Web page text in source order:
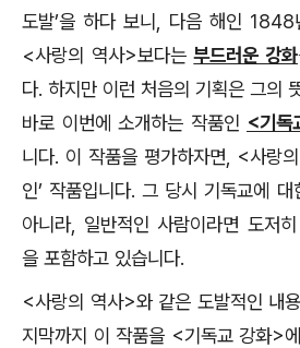
도발’을 하다 보니, 다음 해인
<사랑의 역사>보다는 부드러운 강화
다. 하지만 이런 처음의 기획은 그의
바로 이번에 소개하는 작품인 <기독
니다. 이 작품을 평가하자면, <사랑
인’ 작품입니다. 그 당시 기독교에
아니라, 일반적인 사람이라면 도저
을 포함하고 있습니다.
<사랑의 역사>와 같은 도발적인 내
지막까지 이 작품을 <기독교 강화>